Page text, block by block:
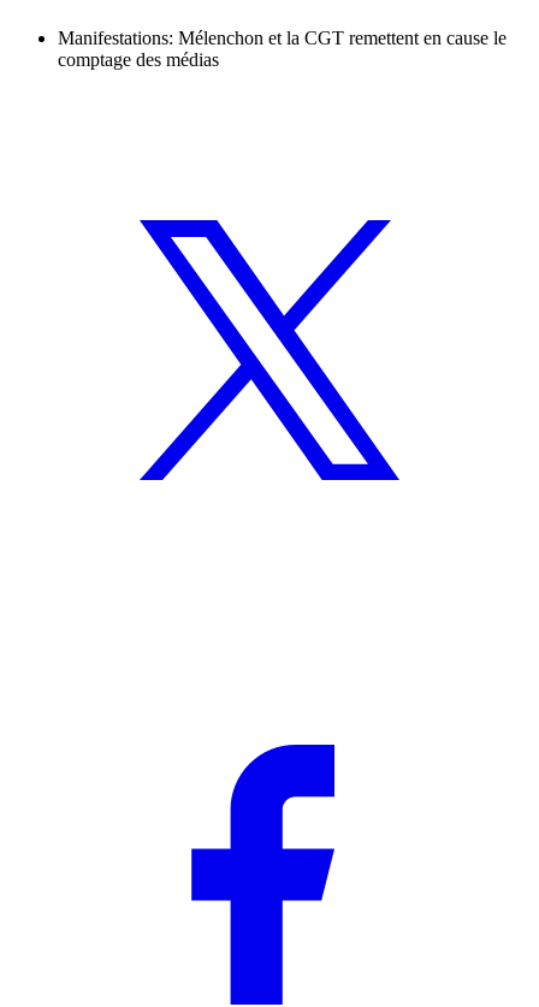
Manifestations: Mélenchon et la CGT remettent en cause le
comptage des médias